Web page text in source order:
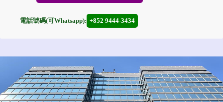
電話號碼(可Whatsapp): +852 9444-3434